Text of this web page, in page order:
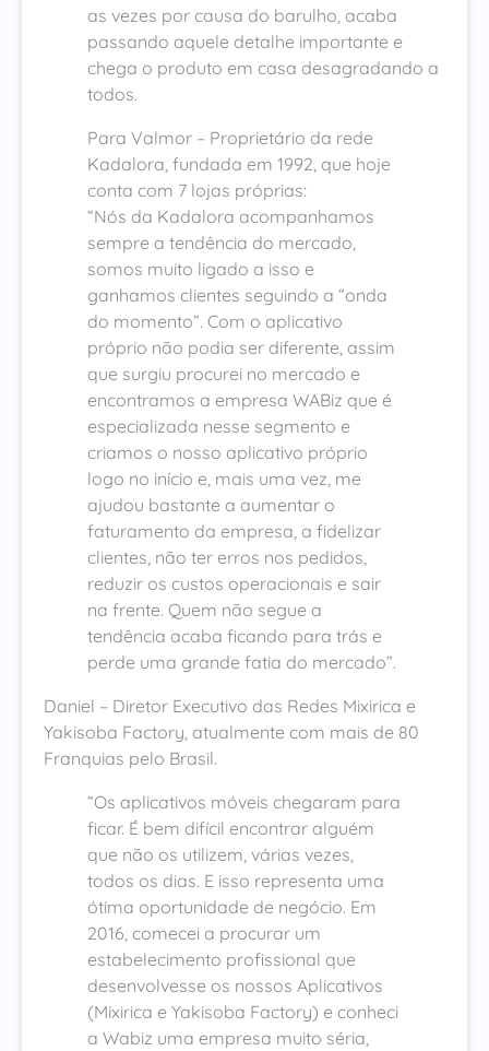
as vezes por causa do barulho, acaba
passando aquele detalhe importante e
chega o produto em casa desagradando a
todos.
Para Valmor – Proprietário da rede
Kadalora, fundada em 1992, que hoje
conta com 7 lojas próprias:
“Nós da Kadalora acompanhamos
sempre a tendência do mercado,
somos muito ligado a isso e
ganhamos clientes seguindo a “onda
do momento”. Com o aplicativo
próprio não podia ser diferente, assim
que surgiu procurei no mercado e
encontramos a empresa WABiz que é
especializada nesse segmento e
criamos o nosso aplicativo próprio
logo no início e, mais uma vez, me
ajudou bastante a aumentar o
faturamento da empresa, a fidelizar
clientes, não ter erros nos pedidos,
reduzir os custos operacionais e sair
na frente. Quem não segue a
tendência acaba ficando para trás e
perde uma grande fatia do mercado”.
Daniel – Diretor Executivo das Redes Mixirica e
Yakisoba Factory, atualmente com mais de 80
Franquias pelo Brasil.
“Os aplicativos móveis chegaram para
ficar. É bem difícil encontrar alguém
que não os utilizem, várias vezes,
todos os dias. E isso representa uma
ótima oportunidade de negócio. Em
2016, comecei a procurar um
estabelecimento profissional que
desenvolvesse os nossos Aplicativos
(Mixirica e Yakisoba Factory) e conheci
a Wabiz uma empresa muito séria,